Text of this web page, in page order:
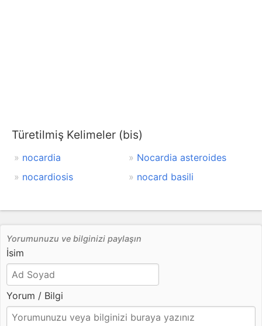
Türetilmiş Kelimeler (bis)
nocardia
Nocardia asteroides
nocardiosis
nocard basili
Yorumunuzu ve bilginizi paylaşın
İsim
Yorum / Bilgi